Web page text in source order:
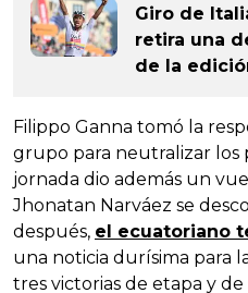
Giro de
retira una
de la
Filippo Ganna tomó la
grupo para neutralizar los
jornada dio además un
Jhonatan Narváez se
después, el ecuatoriano
una noticia durísima para
tres victorias de etapa y